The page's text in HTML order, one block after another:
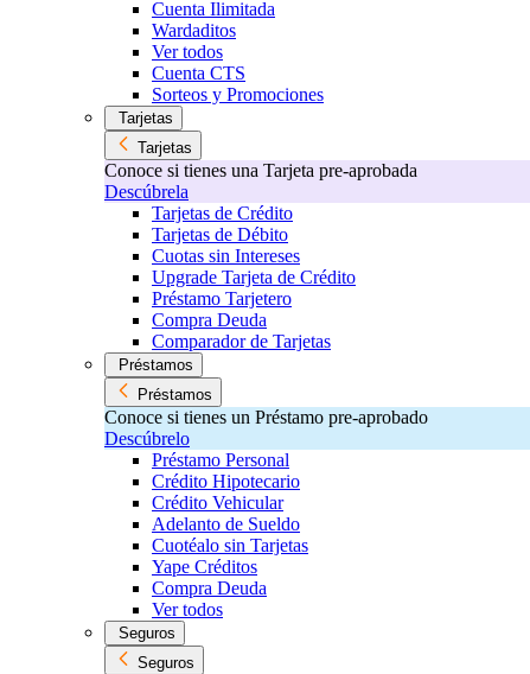
Cuenta Ilimitada
Wardaditos
Ver todos
Cuenta CTS
Sorteos y Promociones
Tarjetas
Tarjetas
Conoce si tienes una Tarjeta pre-aprobada
Descúbrela
Tarjetas de Crédito
Tarjetas de Débito
Cuotas sin Intereses
Upgrade Tarjeta de Crédito
Préstamo Tarjetero
Compra Deuda
Comparador de Tarjetas
Préstamos
Préstamos
Conoce si tienes un Préstamo pre-aprobado
Descúbrelo
Préstamo Personal
Crédito Hipotecario
Crédito Vehicular
Adelanto de Sueldo
Cuotéalo sin Tarjetas
Yape Créditos
Compra Deuda
Ver todos
Seguros
Seguros